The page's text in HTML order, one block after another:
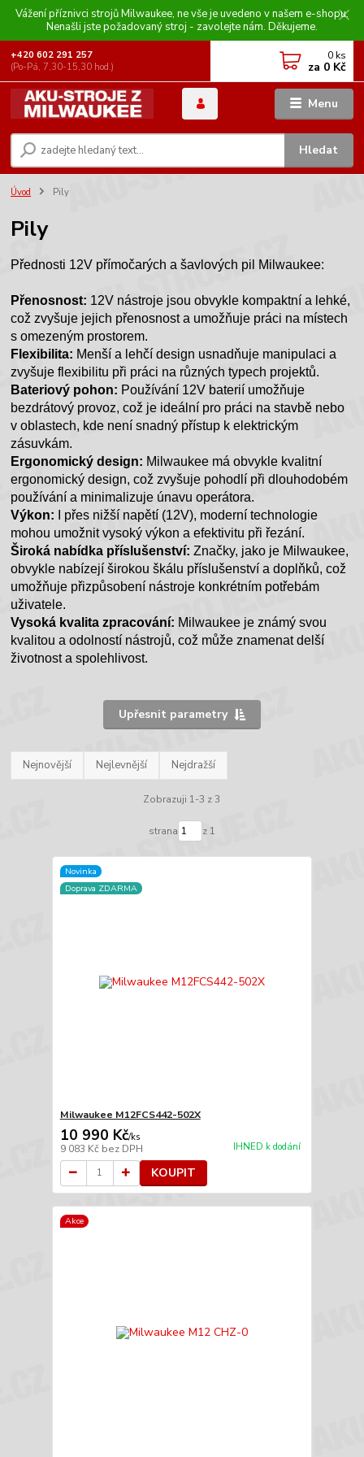
Vážení příznivci strojů Milwaukee, ne vše je uvedeno v našem e-shopu.
Nenašli jste požadovaný stroj - zavolejte nám. Děkujeme.
Menu
Hledat
+420 602 291 257
(Po-Pá, 7,30-15,30 hod.)
0 ks
za 0 Kč
Úvod Pily
Pily
Přednosti 12V přímočarých a šavlových pil Milwaukee:
Přenosnost: 12V nástroje jsou obvykle kompaktní a lehké,
což zvyšuje jejich přenosnost a umožňuje práci na místech
s omezeným prostorem.
Flexibilita: Menší a lehčí design usnadňuje manipulaci a
zvyšuje flexibilitu při práci na různých typech projektů.
Bateriový pohon: Používání 12V baterií umožňuje
bezdrátový provoz, což je ideální pro práci na stavbě nebo
v oblastech, kde není snadný přístup k elektrickým
zásuvkám.
Ergonomický design: Milwaukee má obvykle kvalitní
ergonomický design, což zvyšuje pohodlí při dlouhodobém
používání a minimalizuje únavu operátora.
Výkon: I přes nižší napětí (12V), moderní technologie
mohou umožnit vysoký výkon a efektivitu při řezání.
Široká nabídka příslušenství: Značky, jako je Milwaukee,
obvykle nabízejí širokou škálu příslušenství a doplňků, což
umožňuje přizpůsobení nástroje konkrétním potřebám
uživatele.
Vysoká kvalita zpracování: Milwaukee je známý svou
kvalitou a odolností nástrojů, což může znamenat delší
životnost a spolehlivost.
Upřesnit parametry
Nejnovější Nejlevnější Nejdražší
Zobrazuji 1-3 z 3
strana z 1
Novinka
Doprava ZDARMA
Milwaukee M12FCS442-502X
10 990 Kč/ks
9 083 Kč bez DPH IHNED k dodání
KOUPIT
Akce